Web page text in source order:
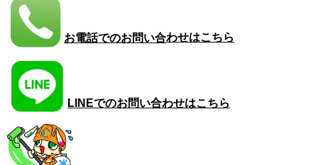
お電話でのお問い合わせはこちら
LINEでのお問い合わせはこちら